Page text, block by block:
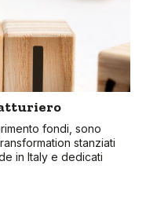
fondi, sono
stanziati
in Italy e dedicati